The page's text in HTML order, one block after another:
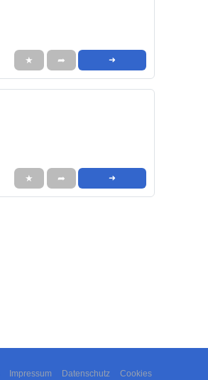
★ ➦ ➜
★ ➦ ➜
Impressum Datenschutz Cookies